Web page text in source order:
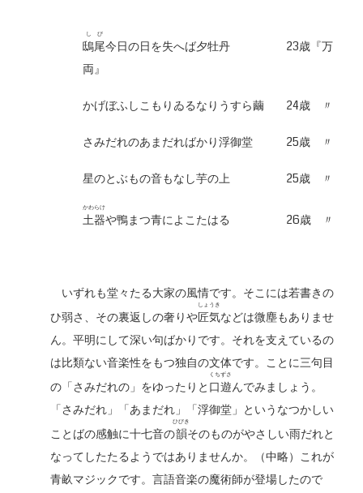
鴟尾
しび
今日の日を失へば夕牡丹 23歳『万
両』
かげぼふしこもりゐるなりうすら繭 24歳 〃
さみだれのあまだればかり浮御堂 25歳 〃
星のとぶもの音もなし芋の上 25歳 〃
土器
かわらけ
や鴨まつ青によこたはる 26歳 〃
いずれも堂々たる大家の風情です。そこには若書きの
ひ弱さ、その裏返しの奢りや匠気
しょうき
などは微塵もありませ
ん。平明にして深い句ばかりです。それを支えているの
は比類ない音楽性をもつ独自の文体です。ことに三句目
の「さみだれの」をゆったりと 口遊
くちずさ
んでみましょう。
「さみだれ」「あまだれ」「浮御堂」というなつかしい
ことばの感触に十七音の韻
ひびき
そのものがやさしい雨だれと
なってしたたるようではありませんか。（中略）これが
青畝マジックです。言語音楽の魔術師が登場したので